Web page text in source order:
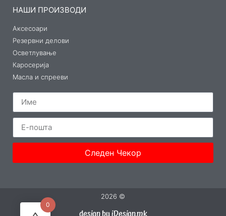
НАШИ ПРОИЗВОДИ
Аксесоари
Резервни делови
Осветлување
Каросерија
Масла и спрееви
Следен Чекор
2026 ©
0